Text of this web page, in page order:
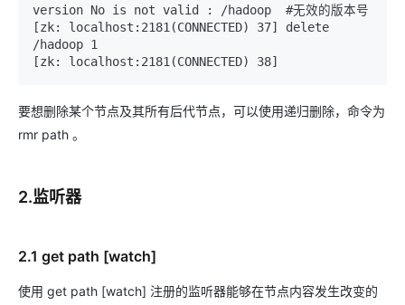
version No is not valid : /hadoop  #无效的版本号
[zk: localhost:2181(CONNECTED) 37] delete
/hadoop 1
要想删除某个节点及其所有后代节点，可以使用递归删除，命令为
rmr path 。
2.监听器
2.1 get path [watch]
使用 get path [watch] 注册的监听器能够在节点内容发生改变的